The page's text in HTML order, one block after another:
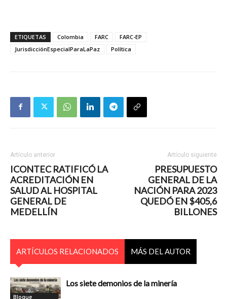
ETIQUETAS Colombia FARC
FARC-EP
JurisdicciónEspecialParaLaPaz
Política
Artículo anterior
ICONTEC RATIFICÓ LA
ACREDITACIÓN EN
SALUD AL HOSPITAL
GENERAL DE
MEDELLÍN
Artículo siguiente
PRESUPUESTO
GENERAL DE LA
NACIÓN PARA 2023
QUEDÓ EN $405,6
BILLONES
ARTÍCULOS RELACIONADOS MÁS DEL AUTOR
Bloque
Los siete demonios de la minería